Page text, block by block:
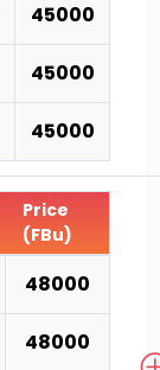
45000
45000
45000
Price
(FBu)
48000
48000